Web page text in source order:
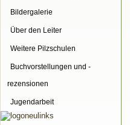
Bildergalerie
Über den Leiter
Weitere Pilzschulen
Buchvorstellungen und -
rezensionen
Jugendarbeit